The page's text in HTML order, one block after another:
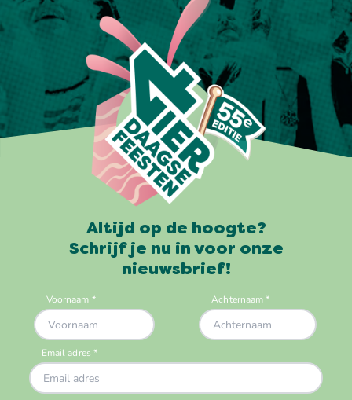
Altijd op de hoogte?
Schrijf je nu in voor onze
nieuwsbrief!